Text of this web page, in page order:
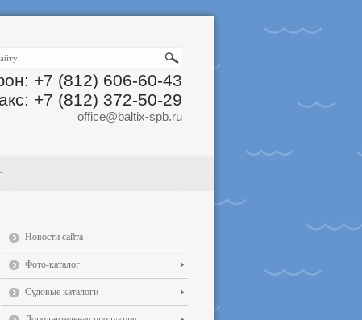
+7 (812) 606-60-43
+7 (812) 372-50-29
office@baltix-spb.ru
Новости сайта
Фото-каталог
Судовые каталоги